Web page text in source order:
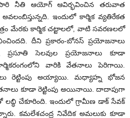
నీతి ఆయోగ్‌ ఆవిర్భవించిన తరువాత
ఇందులో కార్మిక వ్యతిరేకత
మేరకు కార్మిక చట్టాలలో, వాటి సవరణలలో
దీని ప్రకారం-బోనస్‌ ప్రయోజనాలు
ప్రసూతి సెలవుల ప్రయోజనాలు కూడా
వారికి వేతనాలు పెరిగాయి.
రెట్టింపు అయ్యాయి. మధ్యాహ్న భోజన
వేతనాలు కూడా రెట్టింపు అయినాయి. దాదాపుగా
లబ్ధి చేకూరింది. ఇందులో గ్రామీణ డాక్‌ సేవక్‌
కమలేశచంద్ర నివేదిక అమలుకు కూడా